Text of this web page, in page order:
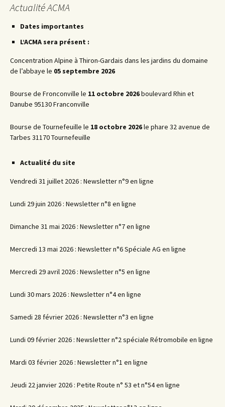
Actualité ACMA
Dates importantes
L’ACMA sera présent :
Concentration Alpine à Thiron-Gardais dans les jardins du domaine
de l’abbaye le 05 septembre 2026
Bourse de Fronconville le 11 octobre 2026boulevard Rhin et
Danube 95130 Franconville
Bourse de Tournefeuille le 18 octobre 2026le phare 32 avenue de
Tarbes 31170 Tournefeuille
Actualité du site
Vendredi 31 juillet 2026 : Newsletter n°9 en ligne
Lundi 29 juin 2026 : Newsletter n°8 en ligne
Dimanche 31 mai 2026 : Newsletter n°7 en ligne
Mercredi 13 mai 2026 : Newsletter n°6 Spéciale AG en ligne
Mercredi 29 avril 2026 : Newsletter n°5 en ligne
Lundi 30 mars 2026 : Newsletter n°4 en ligne
Samedi 28 février 2026 : Newsletter n°3 en ligne
Lundi 09 février 2026 : Newsletter n°2 spéciale Rétromobile en ligne
Mardi 03 février 2026 : Newsletter n°1 en ligne
Jeudi 22 janvier 2026 : Petite Route n° 53 et n°54 en ligne